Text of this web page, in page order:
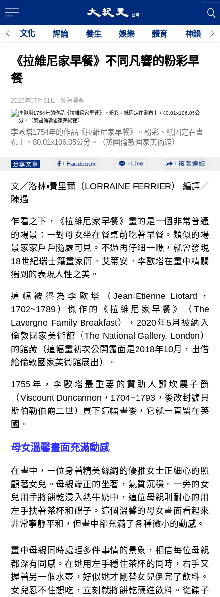
文化 評論 養生 娛樂 體育 神韻 利
《拉維尼家早餐》不同凡響的粉彩早
餐
2025年07月31日 | 藝海漫遊
李歐塔1754年的作品《拉維尼家早餐》。粉彩、紙固定在畫
布上，80.01x106.05公分。（英國倫敦國家美術館）
文／洛林▪費里爾（LORRAINE FERRIER） 編譯／
陳遇
乍看之下，《拉維尼家早餐》畫的是一個非常普通
的場景：一對母女坐在餐桌前吃著早餐。類似的場
景家家戶戶隨處可見。不過再仔細一瞧，就會發現
18世紀瑞士籍畫家簡．艾蒂安．李歐塔在畫中精闢
獨到的表現人性之美。
這幅被譽為李歐塔（Jean-Etienne Liotard，
1702~1789）傑作的《拉維尼家早餐》（The
Lavergne Family Breakfast），2020年5月被納入
倫敦國家美術館（The National Gallery, London）
的館藏（這幅畫初次公開露面是2018年10月，出借
給倫敦國家美術館展出）。
1755年，李歐塔最重要的贊助人鄧坎農子爵
（Viscount Duncannon，1704~1793，後改封號貝
斯伯勒伯爵二世）買下這幅畫後，它就一直留在英
國。
母女溫馨畫面充滿動感
在畫中，一位身著精美絲綢的優雅女士正細心的照
顧著女兒。母親端正的坐著，氣質沉穩。一旁的女
兒用手將餅乾浸入熱牛奶中，這位母親則耐心的用
左手扶著茶杯和碟子。這個溫馨的母女畫面看起來
非常寧靜平和，但畫中卻充滿了各種微小的動感。
畫中母親同時處理多件事情的景象，相信每位母親
都深有同感。在她用左手穩住茶杯的同時，右手又
握著另一個水壺，好似她才剛替女兒倒完了飲料。
女兒忍不住想吃，立刻就將餅乾蘸進飲料。從碟子